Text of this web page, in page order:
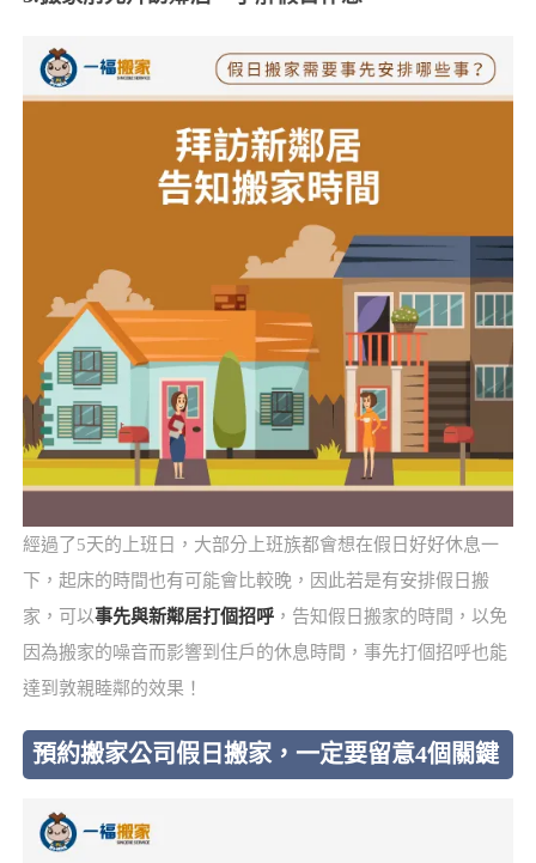
經過了5天的上班日，大部分上班族都會想在假日好好休息一
下，起床的時間也有可能會比較晚，因此若是有安排假日搬
家，可以事先與新鄰居打個招呼，告知假日搬家的時間，以免
因為搬家的噪音而影響到住戶的休息時間，事先打個招呼也能
達到敦親睦鄰的效果！
預約搬家公司假日搬家，一定要留意4個關鍵